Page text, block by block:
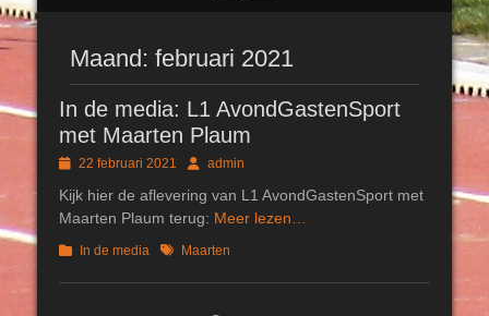
Maand: februari 2021
In de media: L1 AvondGastenSport
met Maarten Plaum
Geplaatst
22 februari 2021 Authoradmin
Kijk hier de aflevering van L1 AvondGastenSport met
Maarten Plaum terug: Meer lezen…
Categorieën
In de media TagsMaarten